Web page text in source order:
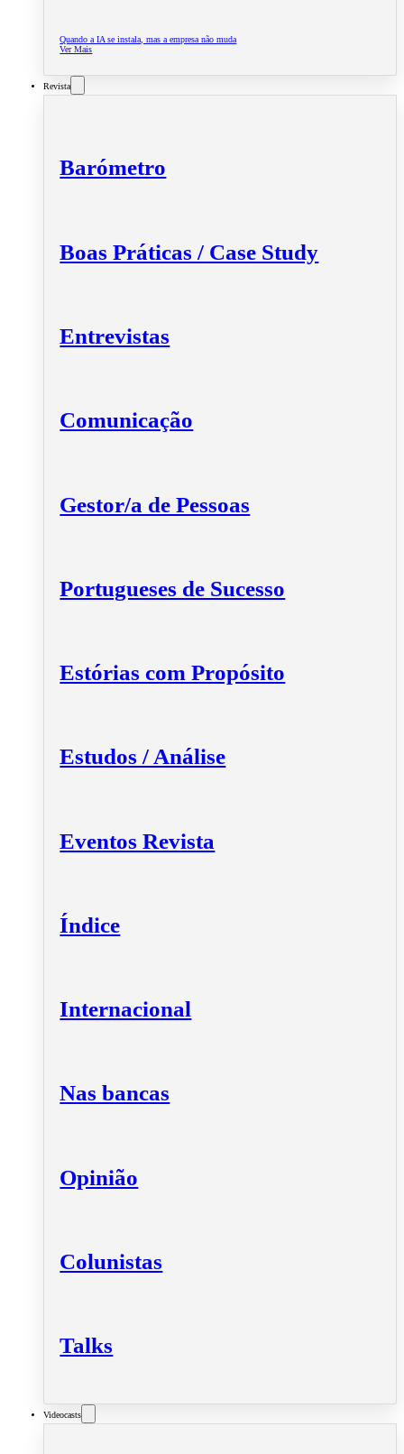
Quando a IA se instala, mas a empresa não muda
Ver Mais
Revista
Barómetro
Boas Práticas / Case Study
Entrevistas
Comunicação
Gestor/a de Pessoas
Portugueses de Sucesso
Estórias com Propósito
Estudos / Análise
Eventos Revista
Índice
Internacional
Nas bancas
Opinião
Colunistas
Talks
Videocasts